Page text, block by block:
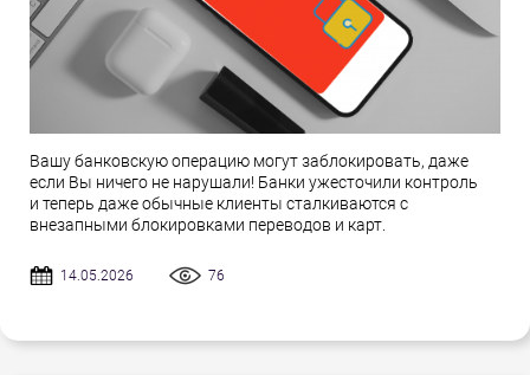
Вашу банковскую операцию могут заблокировать, даже
если Вы ничего не нарушали! Банки ужесточили контроль
и теперь даже обычные клиенты сталкиваются с
внезапными блокировками переводов и карт.
14.05.2026 76